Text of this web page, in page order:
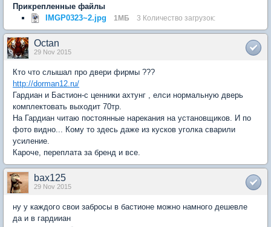
Прикрепленные файлы
IMGP0323~2.jpg
1МБ 3 Количество загрузок:
Octan
29 Nov 2015
Кто что слышал про двери фирмы ???
http://dorman12.ru/
Гардиан и Бастион-с ценники ахтунг , елси нормальную дверь
комплектовать выходит 70тр.
На Гардиан читаю постоянные нарекания на установщиков. И по
фото видно... Кому то здесь даже из кусков уголка сварили
усиление.
Кароче, переплата за бренд и все.
bax125
29 Nov 2015
ну у каждого свои забросы в бастионе можно намного дешевле
да и в гардииан